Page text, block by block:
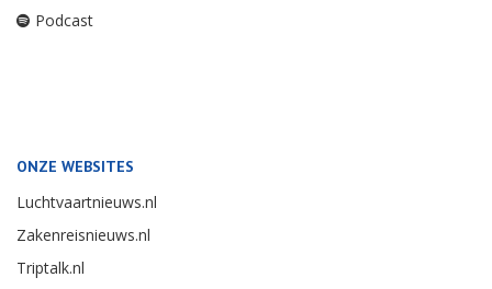
Podcast
ONZE WEBSITES
Luchtvaartnieuws.nl
Zakenreisnieuws.nl
Triptalk.nl